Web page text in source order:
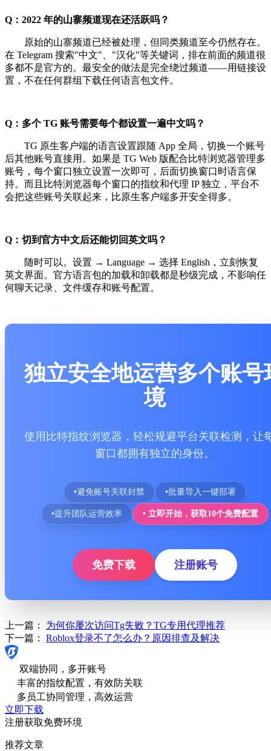
Q：2022 年的山寨频道现在还活跃吗？
原始的山寨频道已经被处理，但同类频道至今仍然存在。
在 Telegram 搜索"中文"、"汉化"等关键词，排在前面的频道很
多都不是官方的。最安全的做法是完全绕过频道——用链接设
置，不在任何群组下载任何语言包文件。
Q：多个 TG 账号需要每个都设置一遍中文吗？
TG 原生客户端的语言设置跟随 App 全局，切换一个账号
后其他账号直接用。如果是 TG Web 版配合比特浏览器管理多
账号，每个窗口独立设置一次即可，后面切换窗口时语言保
持。而且比特浏览器每个窗口的指纹和代理 IP 独立，平台不
会把这些账号关联起来，比原生客户端多开安全得多。
Q：切到官方中文后还能切回英文吗？
随时可以。设置 → Language → 选择 English，立刻恢复
英文界面。官方语言包的加载和卸载都是秒级完成，不影响任
何聊天记录、文件缓存和账号配置。
独立安全地运营多个账号
境
使用比特指纹浏览器，轻松规避平台关联检测，让
窗口都拥有独立的身份。
•避免账号关联封禁 •批量导入一键部署
•提升团队运营效率 • 立即开始，获取10个免费配置
免费下载 注册账号
上一篇： 为何你屡次访问Tg失败？TG专用代理推荐
下一篇： Roblox登录不了怎么办？原因排查及解决
双端协同，多开账号
丰富的指纹配置，有效防关联
多员工协同管理，高效运营
立即下载
注册获取免费环境
推荐文章